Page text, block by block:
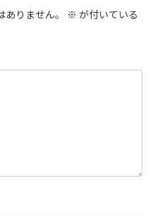
りません。 ※ が付いている